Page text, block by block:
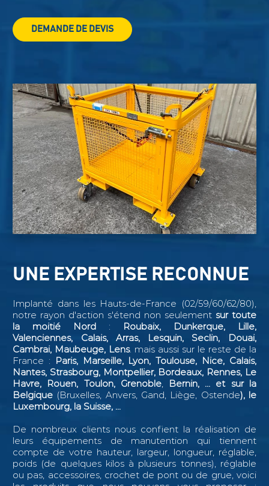
DEMANDE DE DEVIS
UNE EXPERTISE RECONNUE
Implanté dans les Hauts-de-France (02/59/60/62/80),
notre rayon d'action s'étend non seulementsur toute
la moitié Nord :
Roubaix, Dunkerque, Lille,
Valenciennes, Calais, Arras, Lesquin, Seclin,
Douai,
Cambrai, Maubeuge, Lens. mais aussi sur le reste de la
France : Paris, Marseille, Lyon, Toulouse, Nice, Calais,
Nantes, Strasbourg, Montpellier, Bordeaux, Rennes, Le
Havre, Rouen, Toulon, Grenoble, Bernin, ... et sur la
Belgique (Bruxelles, Anvers, Gand, Liège, Ostende), le
Luxembourg, la Suisse, ...
De nombreux clients nous confient la réalisation de
leurs équipements de manutention qui tiennent
compte de votre hauteur, largeur, longueur, réglable,
poids (de quelques kilos à plusieurs tonnes), réglable
ou pas, accessoires, crochet de pont ou de grue, voici